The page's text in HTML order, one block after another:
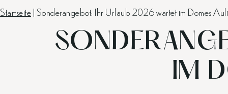
Startseite | Sonderangebot: Ihr Urlaub 2026 wartet im Domes
IM